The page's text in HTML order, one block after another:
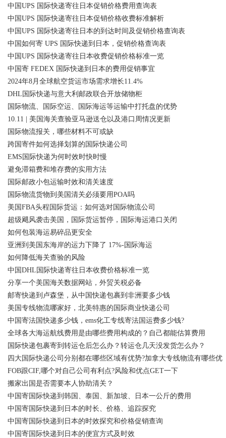
中国UPS 国际快递寄往日本促销价格费用查询表
中国UPS 国际快递寄往日本促销价格收费标准解析
中国UPS 国际快递寄往日本的到达时间及促销价格查询表
中国如何寄 UPS 国际快递到日本，促销价格查询表
中国UPS 国际快递寄往日本收费促销价格标准一览
中国寄 FEDEX 国际快递到日本的费用促销事宜
2024年8月全球航空货运市场需求增长11.4%
DHL国际快递与意大利邮政联合开放储物柜
国际物流、国际空运、国际海运等运输中打托盘的优势
10.11 | 美国海关查验亚马逊送仓以及港口周情况更新
国际物流报关，哪些材料不可或缺
跨国寄件如何选择划算的国际快递公司
EMS国际快递为何时效时快时慢
避免滞箱费和堆存费的实用方法
国际邮政小包运输时效和清关速度
国际物流货物到美国清关必须要用POA吗
美国FBA头程国际货运：如何选对国际物流公司
超级飓风袭击美国，国际货运暂停，国际海运港口关闭
如何包装海运易碎品更安全
亚洲到美国东海岸的运力下降了 17%-国际海运
如何降低海关查验的风险
中国DHL国际快递寄往日本收费价格标准一览
分享一个美国海关数据网站，外贸关税必备
邮寄快递到卢森堡，从中国快递包裹到非洲要多少钱
美国专线物流哪家好，北美特惠的国际商业快递公司
中国寄法国快递多少钱，ems化工专线寄法国运费多少钱?
全球各大海运航线费用是由哪些费用构成的？自己都能估算费用
国际快递包裹寄到转运仓后怎么办？转运仓几天没发货怎么办？
四大国际快递公司分别都在哪些区域有优势?加拿大专线物流有哪些优
FOB跟CIF,哪个对自己公司有利点?风险和优点GET一下
搬家出国是否需要本人协助清关？
中国寄国际快递到韩国、泰国、新加坡、日本一公斤的费用
中国寄国际快递到日本的时长、价格、追踪探究
中国寄国际快递到日本的时效探究和价格促销查询
中国寄国际快递到日本的便宜方式及时效